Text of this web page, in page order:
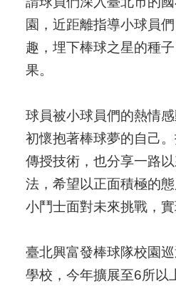
園，近距離指導小球員
趣，埋下棒球之星的種
果。
球員被小球員們的熱情
初懷抱著棒球夢的自己
傳授技術，也分享一路
法，希望以正面積極的
小鬥士面對未來挑戰，實
臺北興富發棒球隊校園
學校，今年擴展至6所以